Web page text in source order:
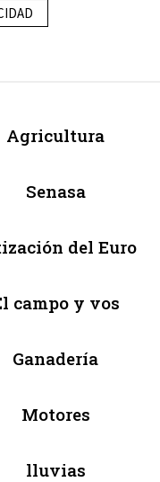
Agricultura
Senasa
del Euro
campo y vos
Ganadería
Motores
lluvias